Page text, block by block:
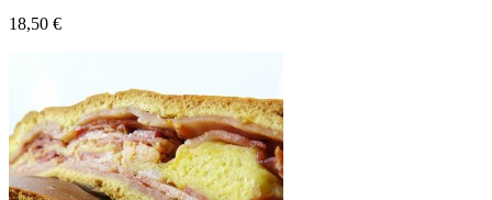
Preço
18,50 €